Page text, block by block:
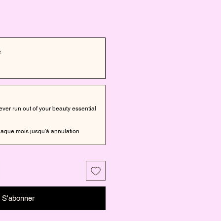
run out of your beauty essential
mois jusqu'à annulation
S'abonner